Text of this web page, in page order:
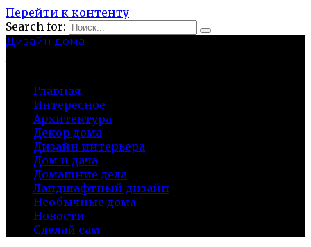
Перейти к контенту
Search for:
Дизайн дома
Главная
Интересное
Архитектура
Декор дома
Дизайн интерьера
Дом и дача
Домашние дела
Ландшафтный дизайн
Необычные дома
Новости
Сделай сам